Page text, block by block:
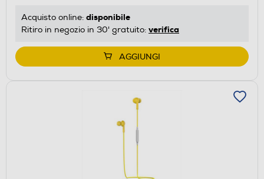
Acquisto online: disponibile
Ritiro in negozio in 30' gratuito: verifica
AGGIUNGI